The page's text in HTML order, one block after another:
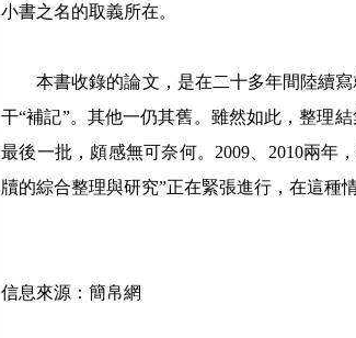
小書之名的取義所在。
本書收錄的論文，是在二十多年間陸續寫
干“補記”。其他一仍其舊。雖然如此，整理
最後一批，頗感無可奈何。 2009 2010兩年
牘的綜合整理與研究”正在緊張進行，在這種
信息來源：簡帛網